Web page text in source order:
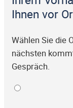
Ihnen vor
Wählen Sie die
nächsten
Gespräch.